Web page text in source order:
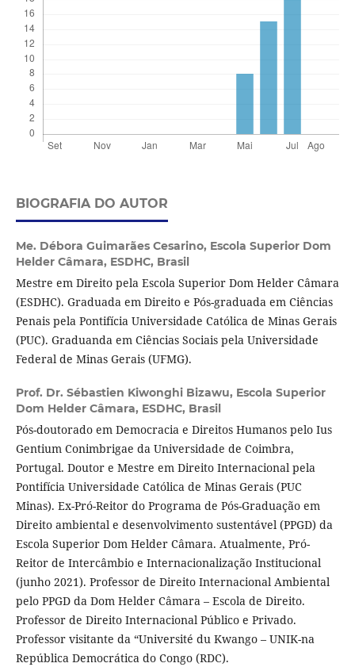
BIOGRAFIA DO AUTOR
Me. Débora Guimarães Cesarino, Escola Superior Dom
Helder Câmara, ESDHC, Brasil
Mestre em Direito pela Escola Superior Dom Helder Câmara
(ESDHC). Graduada em Direito e Pós-graduada em Ciências
Penais pela Pontifícia Universidade Católica de Minas Gerais
(PUC). Graduanda em Ciências Sociais pela Universidade
Federal de Minas Gerais (UFMG).
Prof. Dr. Sébastien Kiwonghi Bizawu, Escola Superior
Dom Helder Câmara, ESDHC, Brasil
Pós-doutorado em Democracia e Direitos Humanos pelo Ius
Gentium Conimbrigae da Universidade de Coimbra,
Portugal. Doutor e Mestre em Direito Internacional pela
Pontifícia Universidade Católica de Minas Gerais (PUC
Minas). Ex-Pró-Reitor do Programa de Pós-Graduação em
Direito ambiental e desenvolvimento sustentável (PPGD) da
Escola Superior Dom Helder Câmara. Atualmente, Pró-
Reitor de Intercâmbio e Internacionalização Institucional
(junho 2021). Professor de Direito Internacional Ambiental
pelo PPGD da Dom Helder Câmara – Escola de Direito.
Professor de Direito Internacional Público e Privado.
Professor visitante da “Université du Kwango – UNIK-na
República Democrática do Congo (RDC).